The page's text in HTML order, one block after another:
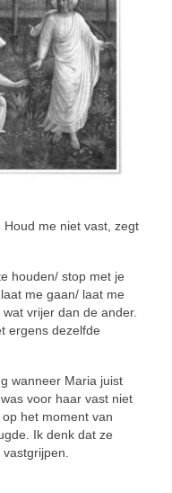
me niet vast, zegt
houden/ stop met je
me gaan/ laat me
vrijer dan de ander.
ergens dezelfde
wanneer Maria juist
voor haar vast niet
het moment van
Ik denk dat ze